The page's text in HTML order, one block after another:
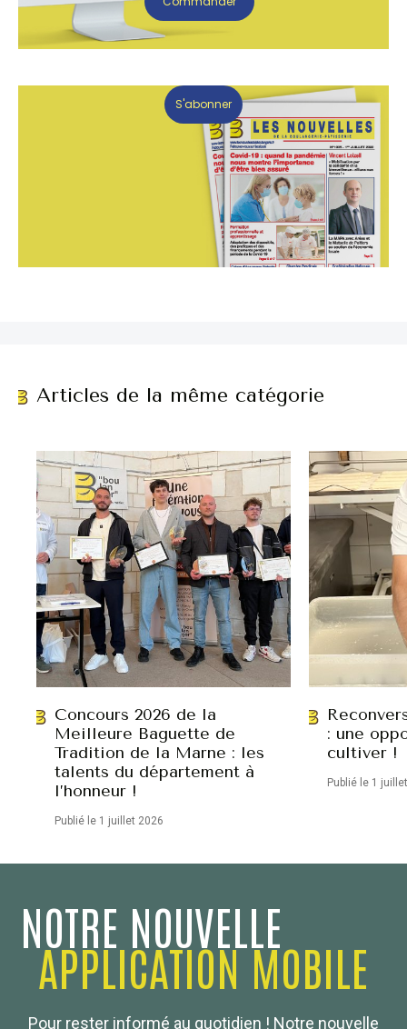
S'abonner
Articles de la même catégorie
Concours 2026 de la
Meilleure Baguette de
Tradition de la Marne : les
talents du département à
l’honneur !
Publié le 1 juillet 2026
: une
cultiver !
Publié le 1
NOTRE NOUVELLE
APPLICATION MOBILE
Pour rester informé au quotidien ! Notre nouvelle
Boulanger de France